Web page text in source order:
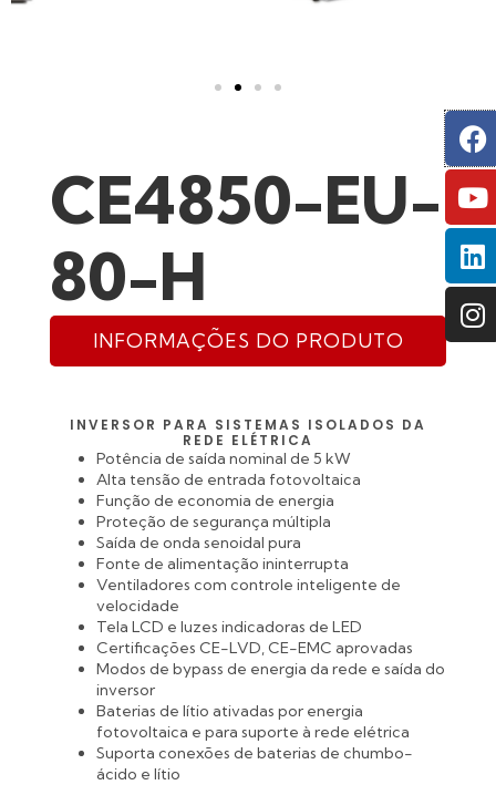
CE4850-EU-
80-H
INFORMAÇÕES DO PRODUTO
INVERSOR PARA SISTEMAS ISOLADOS DA
REDE ELÉTRICA
Potência de saída nominal de 5 kW
Alta tensão de entrada fotovoltaica
Função de economia de energia
Proteção de segurança múltipla
Saída de onda senoidal pura
Fonte de alimentação ininterrupta
Ventiladores com controle inteligente de
velocidade
Tela LCD e luzes indicadoras de LED
Certificações CE-LVD, CE-EMC aprovadas
Modos de bypass de energia da rede e saída do
inversor
Baterias de lítio ativadas por energia
fotovoltaica e para suporte à rede elétrica
Suporta conexões de baterias de chumbo-
ácido e lítio